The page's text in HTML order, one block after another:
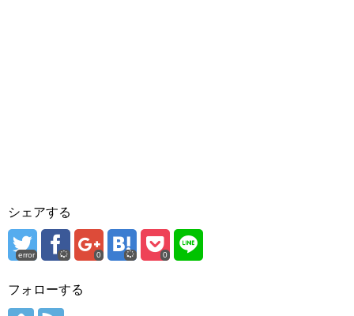
シェアする
error 0 0
フォローする